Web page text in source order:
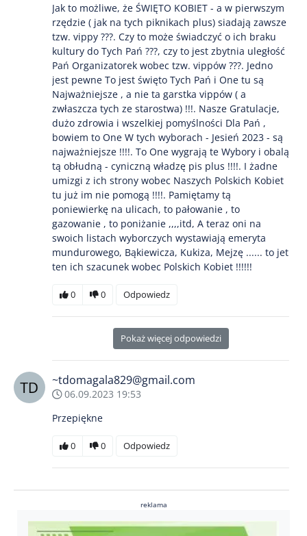
Jak to możliwe, że ŚWIĘTO KOBIET - a w pierwszym
rzędzie ( jak na tych piknikach plus) siadają zawsze
tzw. vippy ???. Czy to może świadczyć o ich braku
kultury do Tych Pań ???, czy to jest zbytnia uległość
Pań Organizatorek wobec tzw. vippów ???. Jedno
jest pewne To jest święto Tych Pań i One tu są
Najważniejsze , a nie ta garstka vippów ( a
zwłaszcza tych ze starostwa) !!!. Nasze Gratulacje,
dużo zdrowia i wszelkiej pomyślności Dla Pań ,
bowiem to One W tych wyborach - Jesień 2023 - są
najważniejsze !!!!. To One wygrają te Wybory i obalą
tą obłudną - cyniczną władzę pis plus !!!!. I żadne
umizgi z ich strony wobec Naszych Polskich Kobiet
tu już im nie pomogą !!!!. Pamiętamy tą
poniewierkę na ulicach, to pałowanie , to
gazowanie , to poniżanie ,,,,itd, A teraz oni na
swoich listach wyborczych wystawiają emeryta
mundurowego, Bąkiewicza, Kukiza, Mejzę ...... to jet
ten ich szacunek wobec Polskich Kobiet !!!!!!
0 0 Odpowiedz
Pokaż więcej odpowiedzi
~tdomagala829@gmail.com
06.09.2023 19:53
Przepiękne
0 0 Odpowiedz
reklama